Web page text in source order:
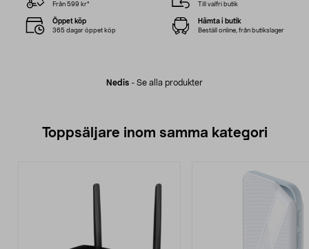
Nedis - Se alla produkter
Från 599 kr* Till valfri butik
Öppet köp
365 dagar öppet köp
Hämta i butik
Beställ online, från butikslager
Toppsäljare inom samma kategori